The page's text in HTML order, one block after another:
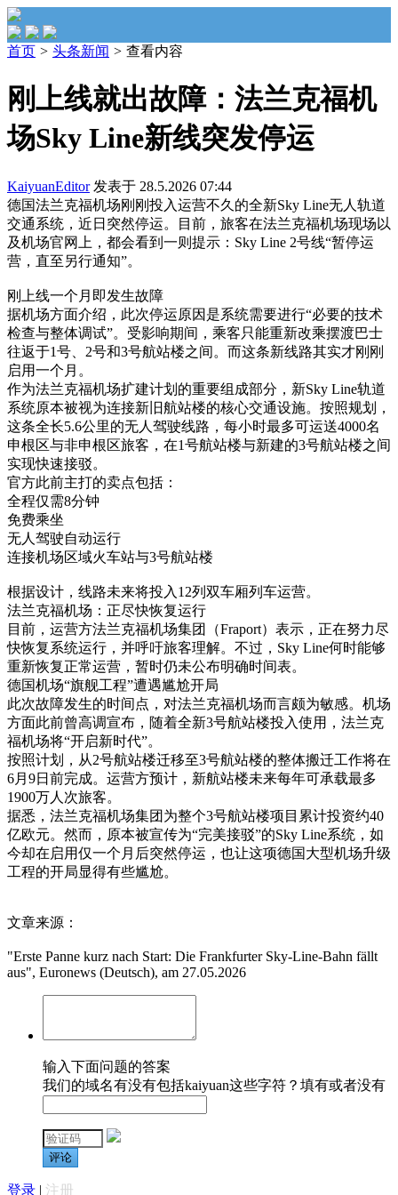
首页 > 头条新闻 > 查看内容
刚上线就出故障：法兰克福机
场Sky Line新线突发停运
KaiyuanEditor发表于 28.5.2026 07:44
德国法兰克福机场刚刚投入运营不久的全新Sky Line无人轨道
交通系统，近日突然停运。目前，旅客在法兰克福机场现场以
及机场官网上，都会看到一则提示：Sky Line 2号线“暂停运
营，直至另行通知”。
刚上线一个月即发生故障
据机场方面介绍，此次停运原因是系统需要进行“必要的技术
检查与整体调试”。受影响期间，乘客只能重新改乘摆渡巴士
往返于1号、2号和3号航站楼之间。而这条新线路其实才刚刚
启用一个月。
作为法兰克福机场扩建计划的重要组成部分，新Sky Line轨道
系统原本被视为连接新旧航站楼的核心交通设施。按照规划，
这条全长5.6公里的无人驾驶线路，每小时最多可运送4000名
申根区与非申根区旅客，在1号航站楼与新建的3号航站楼之间
实现快速接驳。
官方此前主打的卖点包括：
全程仅需8分钟
免费乘坐
无人驾驶自动运行
连接机场区域火车站与3号航站楼
根据设计，线路未来将投入12列双车厢列车运营。
法兰克福机场：正尽快恢复运行
目前，运营方法兰克福机场集团（Fraport）表示，正在努力尽
快恢复系统运行，并呼吁旅客理解。不过，Sky Line何时能够
重新恢复正常运营，暂时仍未公布明确时间表。
德国机场“旗舰工程”遭遇尴尬开局
此次故障发生的时间点，对法兰克福机场而言颇为敏感。机场
方面此前曾高调宣布，随着全新3号航站楼投入使用，法兰克
福机场将“开启新时代”。
按照计划，从2号航站楼迁移至3号航站楼的整体搬迁工作将在
6月9日前完成。运营方预计，新航站楼未来每年可承载最多
1900万人次旅客。
据悉，法兰克福机场集团为整个3号航站楼项目累计投资约40
亿欧元。然而，原本被宣传为“完美接驳”的Sky Line系统，如
今却在启用仅一个月后突然停运，也让这项德国大型机场升级
工程的开局显得有些尴尬。
文章来源：
"Erste Panne kurz nach Start: Die Frankfurter Sky-Line-Bahn fällt
aus", Euronews (Deutsch), am 27.05.2026
输入下面问题的答案
我们的域名有没有包括kaiyuan这些字符？填有或者没有
评论
登录 | 注册